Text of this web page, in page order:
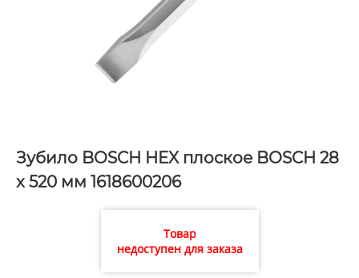
Зубило BOSCH HEX плоское BOSCH 28
x 520 мм 1618600206
Товар
недоступен для заказа